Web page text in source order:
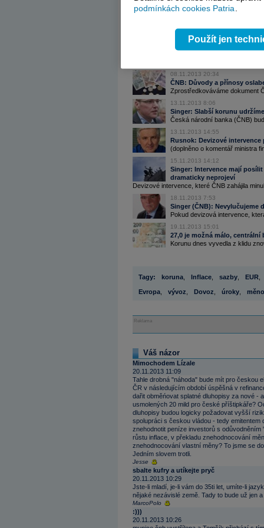
ČNB včera nakoupila eura
08.11.2013 17:17
Tomšík (ČNB): Intervence
08.11.2013 20:34
ČNB: Důvody a přínosy
Zprostředkováváme dokument
13.11.2013 8:06
Singer: Slabší korunu
Česká národní banka (ČNB)
13.11.2013 14:55
Rusnok: Devizové
(doplněno o komentář ministra
15.11.2013 14:12
Singer: Intervence mají
dramaticky neprojeví
Devizové intervence, které ČNB zahájila
18.11.2013 7:53
Singer (ČNB): Nevylučujeme
Pokud devizová intervence,
19.11.2013 15:01
27,0 je možná málo,
Korunu dnes vyvedla z klidu
Tagy: koruna Inflace sazby EUR
Evropa vývoz Dovoz úroky
Reklama
Váš názor
Mimochodem Lízale
20.11.2013 11:09
Tahle drobná "náhoda" bude mít pro českou
ČR v následujícím období úspěšná v
dařit obměńovat splatné dluhopisy za nové -
usmolených 20 mild pro české příštipkáře?
dluhopisy budou logicky požadovat vyšší
spolupráci s českou vládou - tedy emitentem
znehodnotit peníze investorů s
růstu inflace, v překladu znehodnocování
znehodnocování vlastní měny? To jsme se
Jedním slovem trotli.
Jesse
sbalte kufry a utíkejte pryč
20.11.2013 10:29
Jste-li mladí, je-li vám do 35ti let, umíte-li
nějaké nezávislé země. Tady to bude už jen
MarcoPolo
:)))
20.11.2013 10:26
podmínkách cookies Patria.
Použít jen